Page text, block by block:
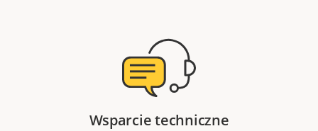
Wsparcie techniczne